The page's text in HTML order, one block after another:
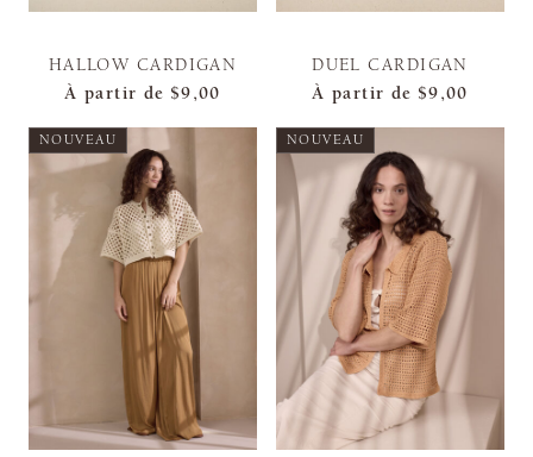
HALLOW CARDIGAN
À partir de $9,00
DUEL CARDIGAN
À partir de $9,00
NOUVEAU NOUVEAU